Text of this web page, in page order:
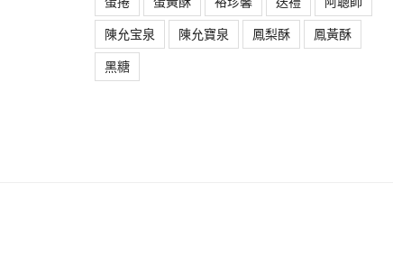
陳允宝泉
陳允寶泉 鳳梨酥
鳳黃酥
黑糖